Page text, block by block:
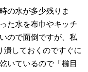
の水が多少残りま
た水を布巾やキッチ
ので面倒ですが、私
潰しておくのですぐに
いているので「櫛目